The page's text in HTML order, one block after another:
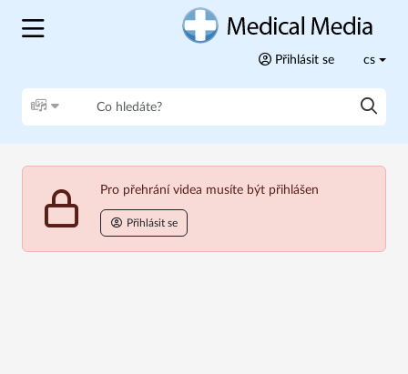
Přihlásit se cs
Pro přehrání videa musíte být přihlášen
Přihlásit se